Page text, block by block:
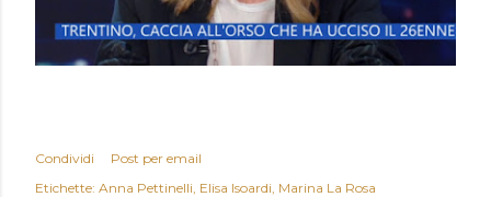
Condividi
Post per email
Etichette: Anna Pettinelli Elisa Isoardi Marina La Rosa